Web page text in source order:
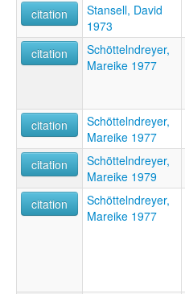
citation
Stansell, David
1973
citation
Schöttelndreyer,
Mareike 1977
citation
Schöttelndreyer,
Mareike 1977
citation
Schöttelndreyer,
Mareike 1979
citation
Schöttelndreyer,
Mareike 1977